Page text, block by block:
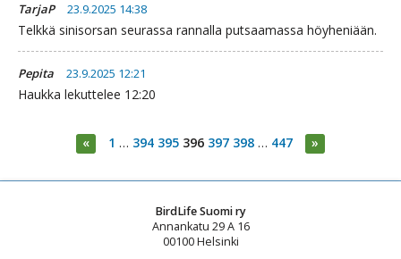
TarjaP 23.9.2025 14:38
Telkkä sinisorsan seurassa rannalla putsaamassa höyheniään.
Pepita 23.9.2025 12:21
Haukka lekuttelee 12:20
« 1 … 394 395 396 397 398 … 447 »
BirdLife Suomi ry
Annankatu 29 A 16
00100 Helsinki